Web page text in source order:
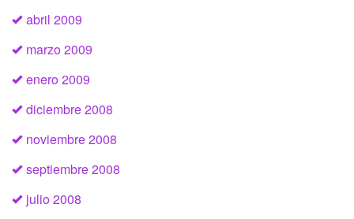
abril 2009
marzo 2009
enero 2009
diciembre 2008
noviembre 2008
septiembre 2008
julio 2008